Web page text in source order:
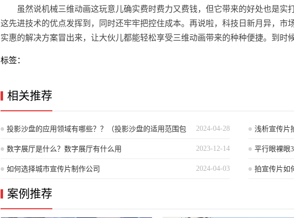
虽然说机械三维动画这玩意儿确实费时费力又费钱，但它带来的好处也是
这先进技术的优点发挥到，同时还牢牢把控住成本。再说啦，科技日新月异，市
实惠的解决方案冒出来，让大伙儿都能轻松享受三维动画带来的种种便捷。到时
标签：
相关推荐
2024-04-28
投影沙盘的应用领域有哪些？？（投影沙盘的适用范围包
括哪些方面？）
浅析宣传片
2023-12-14
数字展厅是什么？数字展厅有什么用 平行眼裸眼
2024-04-03
如何选择城市宣传片制作公司 拍宣传片如
案例推荐